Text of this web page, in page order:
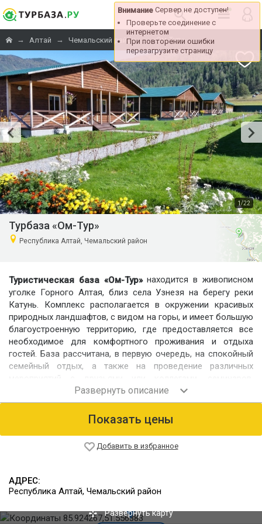
Внимание Сервер не доступен!
Проверьте соединение с
интернетом
При повторении ошибки
перезагрузите страницу
→ Алтай → Чемальский район → «Ом-Тур»
1/22
Турбаза «Ом-Тур»
Республика Алтай, Чемальский район
Туристическая база «Ом-Тур»находится в живописном
уголке Горного Алтая, близ села Узнезя на берегу реки
Катунь. Комплекс располагается в окружении красивых
природных ландшафтов, с видом на горы, и имеет большую
благоустроенную территорию, где предоставляется все
необходимое для комфортного проживания и отдыха
гостей. База рассчитана, в первую очередь, на спокойный
семейный отдых, а также на проведение различных
мероприятий с друзьями или коллегами, семинаров,
тренингов по йоге и т.д.
Для размещения гостей предлагаются 24 номера,
расположенных в кедровых домиках (8 домиков по 4
человек.
Питание
«Вкусняшка», рассчитанное на 150 человек. Возможна
Показать цены
Добавить в избранное
АДРЕС:
Республика Алтай, Чемальский район
Развернуть карту